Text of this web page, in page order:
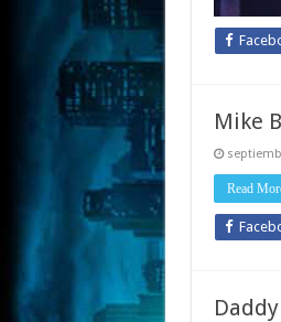
Mike
Read